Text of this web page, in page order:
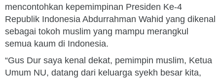
mencontohkan kepemimpinan Presiden Ke-4
Republik Indonesia Abdurrahman Wahid yang dikenal
sebagai tokoh muslim yang mampu merangkul
semua kaum di Indonesia.
“Gus Dur saya kenal dekat, pemimpin muslim, Ketua
Umum NU, datang dari keluarga syekh besar kita,